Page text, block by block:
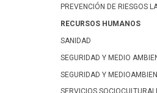
PREVENCIÓN DE RIESGOS
RECURSOS HUMANOS
SANIDAD
SEGURIDAD Y MEDIO
SEGURIDAD Y